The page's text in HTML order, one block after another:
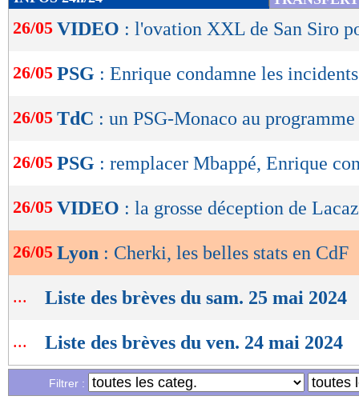
de
lecture
OK
26/05 VIDEO : l'ovation XXL de San Siro
26/05 PSG : Enrique condamne les incidents
26/05 TdC : un PSG-Monaco au programme
26/05 PSG : remplacer Mbappé, Enrique
26/05 VIDEO : la grosse déception de
26/05 Lyon : Cherki, les belles stats en CdF
... Liste des brèves du sam. 25 mai 2024
... Liste des brèves du ven. 24 mai 2024
Filtrer :